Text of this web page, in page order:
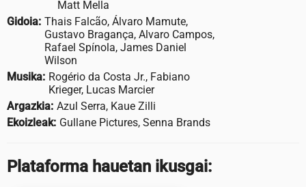
Matt Mella
Gidoia: Thais Falcão, Álvaro Mamute,
Gustavo Bragança, Alvaro Campos,
Rafael Spínola, James Daniel
Wilson
Musika: Rogério da Costa Jr., Fabiano
Krieger, Lucas Marcier
Argazkia: Azul Serra, Kaue Zilli
Ekoizleak: Gullane Pictures, Senna Brands
Plataforma hauetan ikusgai: